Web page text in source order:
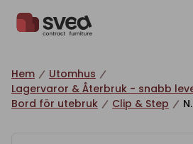
Hem
Utomhus
Lagervaror & Återbruk - snabb
Bord för utebruk
Clip & Step